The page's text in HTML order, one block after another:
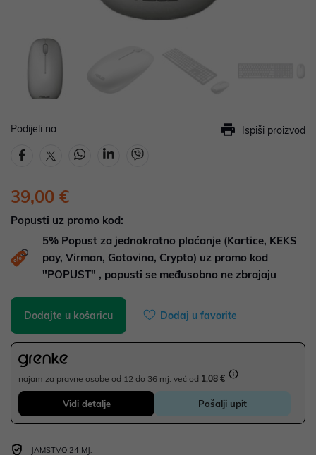
Podijeli na Ispiši proizvod
39,00 €
Popusti uz promo kod:
5% Popust za jednokratno plaćanje (Kartice, KEKS
pay, Virman, Gotovina, Crypto) uz promo kod
"POPUST" , popusti se međusobno ne zbrajaju
Dodajte u košaricu Dodaj u favorite
najam za pravne osobe od 12 do 36 mj. već od 1,08 €
Vidi detalje Pošalji upit
JAMSTVO 24 MJ.